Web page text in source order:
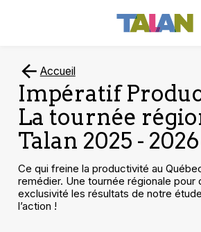
Accueil
Impératif
La tournée
Talan 2025 - 2026
Ce qui freine la productivité au
remédier. Une tournée régionale pour
exclusivité les résultats de notre
l’action !